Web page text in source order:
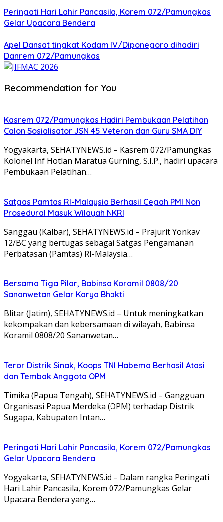
Peringati Hari Lahir Pancasila, Korem 072/Pamungkas
Gelar Upacara Bendera
Apel Dansat tingkat Kodam lV/Diponegoro dihadiri
Danrem 072/Pamungkas
Recommendation for You
Kasrem 072/Pamungkas Hadiri Pembukaan Pelatihan
Calon Sosialisator JSN 45 Veteran dan Guru SMA DIY
Yogyakarta, SEHATYNEWS.id – Kasrem 072/Pamungkas
Kolonel Inf Hotlan Maratua Gurning, S.I.P., hadiri upacara
Pembukaan Pelatihan…
Satgas Pamtas RI-Malaysia Berhasil Cegah PMI Non
Prosedural Masuk Wilayah NKRI
Sanggau (Kalbar), SEHATYNEWS.id – Prajurit Yonkav
12/BC yang bertugas sebagai Satgas Pengamanan
Perbatasan (Pamtas) RI-Malaysia…
Bersama Tiga Pilar, Babinsa Koramil 0808/20
Sananwetan Gelar Karya Bhakti
Blitar (Jatim), SEHATYNEWS.id – Untuk meningkatkan
kekompakan dan kebersamaan di wilayah, Babinsa
Koramil 0808/20 Sananwetan…
Teror Distrik Sinak, Koops TNI Habema Berhasil Atasi
dan Tembak Anggota OPM
Timika (Papua Tengah), SEHATYNEWS.id – Gangguan
Organisasi Papua Merdeka (OPM) terhadap Distrik
Sugapa, Kabupaten Intan…
Peringati Hari Lahir Pancasila, Korem 072/Pamungkas
Gelar Upacara Bendera
Yogyakarta, SEHATYNEWS.id – Dalam rangka Peringati
Hari Lahir Pancasila, Korem 072/Pamungkas Gelar
Upacara Bendera yang…